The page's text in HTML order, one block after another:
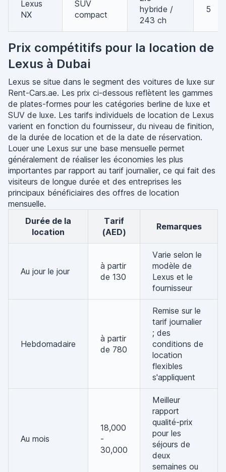
Lexus
NX
SUV
compact
hybride /
243 ch
5
Prix compétitifs pour la location de
Lexus à Dubai
Lexus se situe dans le segment des voitures de luxe sur
Rent-Cars.ae. Les prix ci-dessous reflètent les gammes
de plates-formes pour les catégories berline de luxe et
SUV de luxe. Les tarifs individuels de location de Lexus
varient en fonction du fournisseur, du niveau de finition,
de la durée de location et de la date de réservation.
Louer une Lexus sur une base mensuelle permet
généralement de réaliser les économies les plus
importantes par rapport au tarif journalier, ce qui fait des
visiteurs de longue durée et des entreprises les
principaux bénéficiaires des offres de location
mensuelle.
Durée de la
location
Tarif
(AED)
Remarques
Au jour le jour
à partir
de 130
Varie selon le
modèle de
Lexus et le
fournisseur
Hebdomadaire
à partir
de 780
Remise sur le
tarif journalier
; des
conditions de
location
flexibles
s'appliquent
Au mois
18,000
-
30,000
Meilleur
rapport
qualité-prix
pour les
séjours de
deux
semaines ou